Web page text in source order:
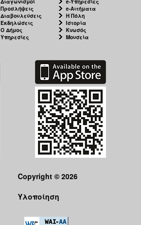
Προσλήψεις
Διαβουλεύσεις
Εκδηλώσεις
Ο Δήμος
Υπηρεσίες
e-Αιτήματα
Η Πόλη
Ιστορία
Κνωσός
Μουσεία
Copyright © 2026
Υλοποίηση